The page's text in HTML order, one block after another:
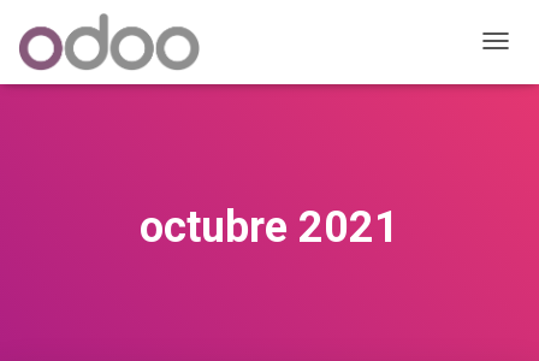
MODO
octubre 2021